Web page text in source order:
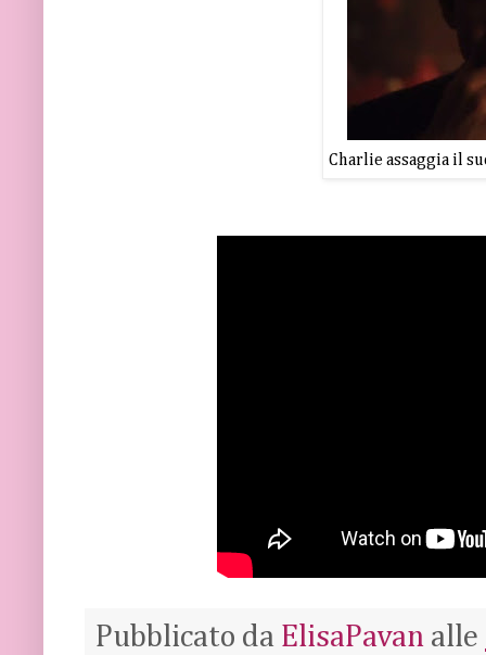
Charlie assaggia il
Pubblicato da ElisaPavan alle